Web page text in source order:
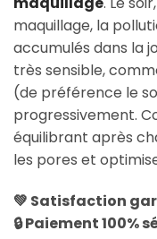
maquillage, la
accumulés dans la
très sensible,
(de préférence le
progressivement.
équilibrant après
les pores et
💚 Satisfaction
🔒 Paiement 100%